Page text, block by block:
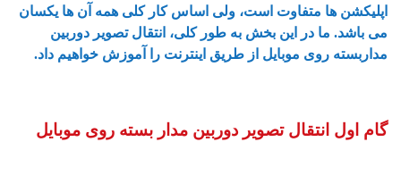
اپلیکشن ها متفاوت است، ولی اساس کار کلی همه آن ها یکسان
می باشد. ما در این بخش به طور کلی، انتقال تصویر دوربین
مداربسته روی موبایل از طریق اینترنت را آموزش خواهیم داد.
گام اول انتقال تصویر دوربین مدار بسته روی موبایل